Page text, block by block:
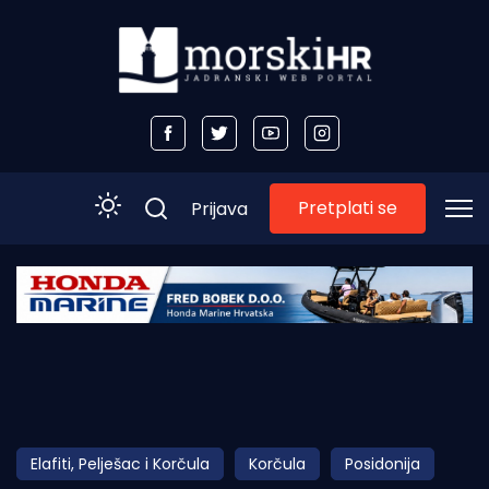
Početna
Obala
Prijava Pretplati se
Elafiti, Pelješac i Korčula Korčula Posidonija